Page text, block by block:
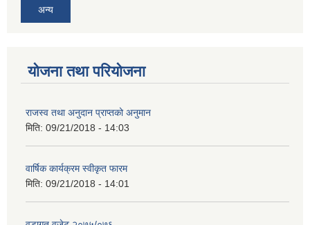
अन्य
योजना तथा परियोजना
राजस्व तथा अनुदान प्राप्तको अनुमान
मिति: 09/21/2018 - 14:03
वार्षिक कार्यक्रम स्वीकृत फारम
मिति: 09/21/2018 - 14:01